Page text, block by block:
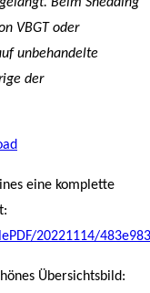
VBGT oder
unbehandelte
der
eine komplette
20221114/
Übersichtsbild: